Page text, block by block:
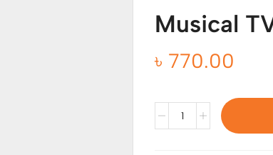
Musical
৳ 770.00